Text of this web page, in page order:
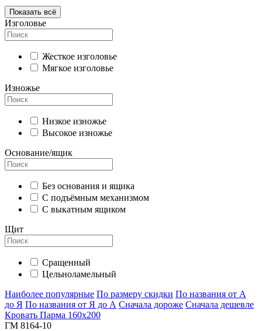
Показать всё
Изголовье
Жесткое изголовье
Мягкое изголовье
Изножье
Низкое изножье
Высокое изножье
Основание/ящик
Без основания и ящика
С подъёмным механизмом
С выкатным ящиком
Щит
Сращенный
Цельноламельный
Наиболее популярные По размеру скидки По названия от А
до Я По названия от Я до А Сначала дороже Сначала дешевле
Кровать Парма 160х200
ГМ 8164-10